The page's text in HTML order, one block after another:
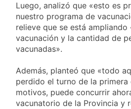
Luego, analizó que «esto es
nuestro programa de
relieve que se está ampliando
vacunación y la cantidad de
vacunadas».
Además, planteó que «todo
perdido el turno de la
motivos, puede concurrir
vacunatorio de la Provincia y